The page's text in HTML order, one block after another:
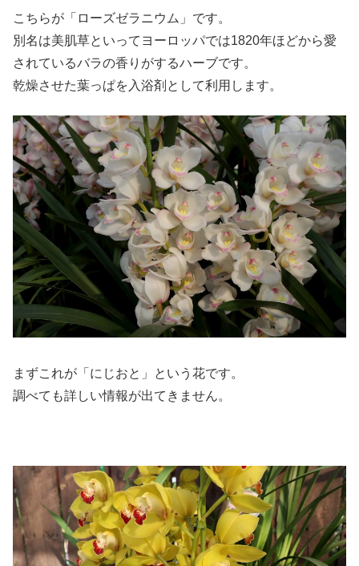
こちらが「ローズゼラニウム」です。
別名は美肌草といってヨーロッパでは1820年ほどから愛
されているバラの香りがするハーブです。
乾燥させた葉っぱを入浴剤として利用します。
まずこれが「にじおと」という花です。
調べても詳しい情報が出てきません。